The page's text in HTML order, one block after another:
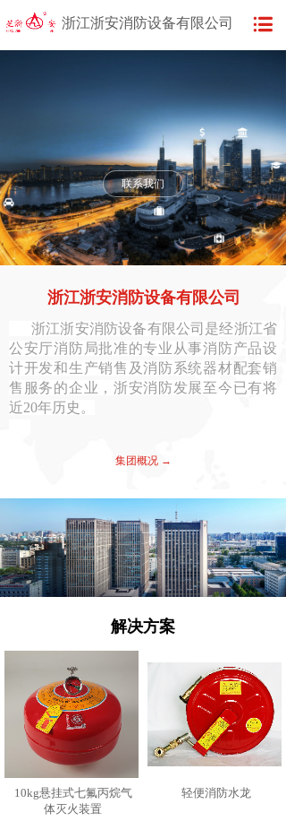
联系我们
集团概况 →
浙江浙安消防设备有限公司是经浙江省
公安厅消防局批准的专业从事消防产品设
计开发和生产销售及消防系统器材配套销
售服务的企业，浙安消防发展至今已有将
近20年历史。
浙江浙安消防设备有限公司
10kg悬挂式七氟丙烷气
体灭火装置
轻便消防水龙
解决方案
浙江浙安消防设备有限公司